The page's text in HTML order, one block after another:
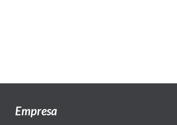
Empresa